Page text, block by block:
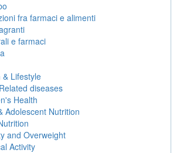
fra farmaci e alimenti
e farmaci
& Lifestyle
diseases
Health
Adolescent Nutrition
and Overweight
Activity